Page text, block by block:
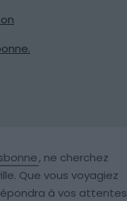
, ne cherchez
Que vous voyagiez
à vos attentes